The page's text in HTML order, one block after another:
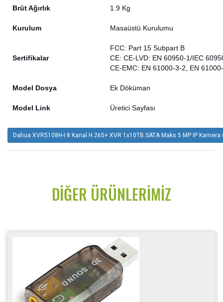
Brüt Ağırlık 1.9 Kg
Kurulum Masaüstü Kurulumu
Sertifikalar
FCC: Part 15 Subpart B
CE: CE-LVD: EN 60950-1/IEC
CE-EMC: EN 61000-3-2, EN
Model Dosya Ek Döküman
Model Link Üretici Sayfası
Dahua XVR5108H-I 8 Kanal H.265+ XVR 1x10TB SATA Maks 5 MP IP
DIĞER ÜRÜNLERIMIZ